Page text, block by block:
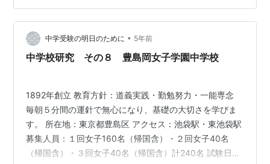
と加工に関する技術」「エネルギー変換に関する技術」
「生物育成に関する技術」「情報に関する技術」となり
ました。…中学受験の明日のために • 5年前
中学校研究 その８ 豊島岡女子学園中学校
1892年創立 教育方針：道義実践・勤勉努力・一能専念
毎朝５分間の運針で無心になり、基礎の大切さを学びま
す。 所在地：東京都豊島区 アクセス：池袋駅・東池袋駅
募集人員：１回女子160名（帰国含）・２回女子40名
（帰国含）・３回女子40名（帰国含）計240名 試験日：